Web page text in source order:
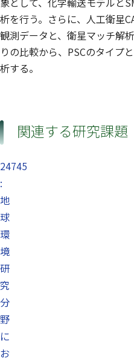
析を行う。さらに、人工衛星
観測データと、衛星マッチ解
りの比較から、PSCのタイプ
析する。
関連する研究課題
24745
:
地
球
環
境
研
究
分
野
に
お